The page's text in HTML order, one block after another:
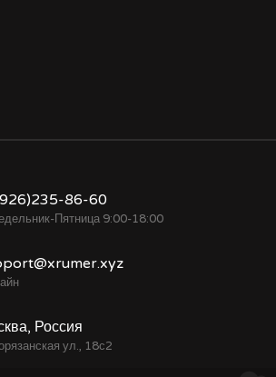
86-60
Пятница 9:00-18:00
Россия
ул., 18с2